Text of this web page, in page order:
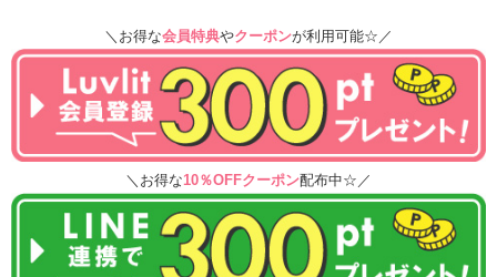
＼お得な会員特典やクーポンが利用可能☆／
＼お得な10％OFFクーポン配布中☆／